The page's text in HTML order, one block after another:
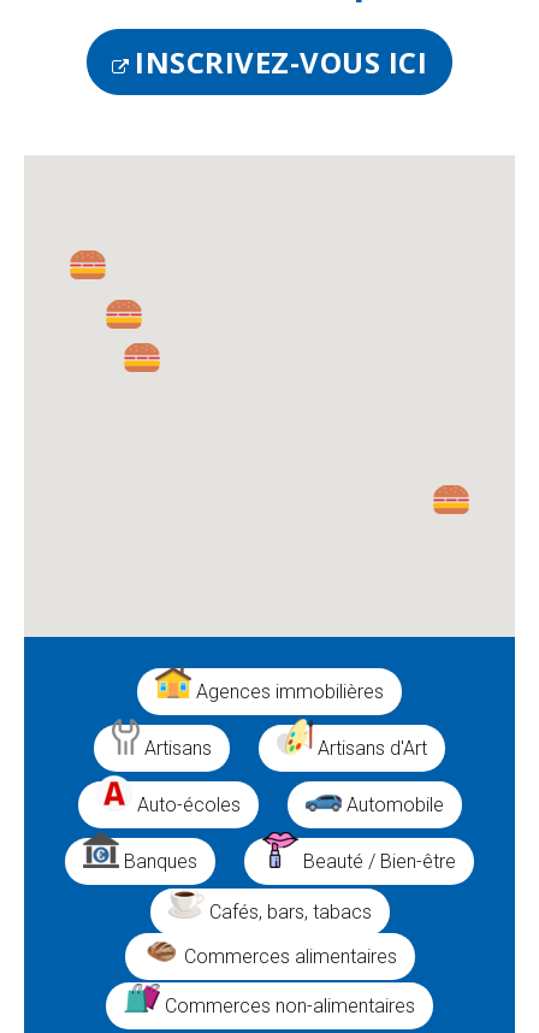
INSCRIVEZ-VOUS ICI
Agences immobilières
Artisans Artisans d'Art
Auto-écoles Automobile
Banques Beauté / Bien-être
Cafés, bars, tabacs
Commerces alimentaires
Commerces non-alimentaires